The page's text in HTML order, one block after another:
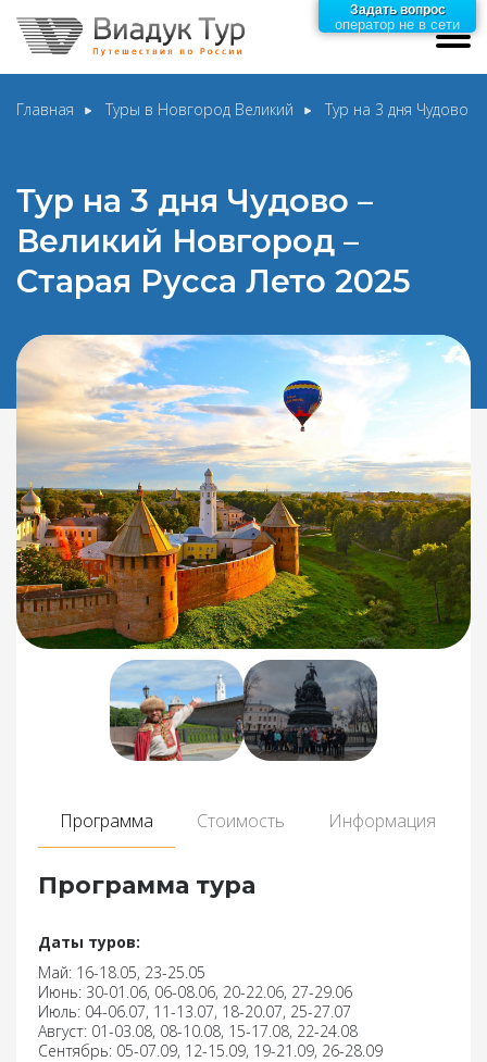
Главная Туры в Новгород Великий Тур на 3 дня Чудово
Тур на 3 дня Чудово –
Великий Новгород –
Старая Русса Лето 2025
Программа Стоимость Информация
Программа тура
Даты туров:
Май: 16-18.05, 23-25.05
Июнь: 30-01.06, 06-08.06, 20-22.06, 27-29.06
Июль: 04-06.07, 11-13.07, 18-20.07, 25-27.07
Август: 01-03.08, 08-10.08, 15-17.08, 22-24.08
Сентябрь: 05-07.09, 12-15.09, 19-21.09, 26-28.09
Задать вопрос
оператор не в сети